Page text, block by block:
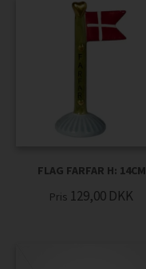
FLAG FARFAR H: 14CM
Pris 129,00 DKK